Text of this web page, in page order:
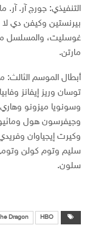
التنفيذي: جورج آر. آر.
بيرنستين وكيفن دي
غوسليت، والمسلسل
مارتن.
أبطال الموسم
توسان وريز إيفانز
وسونويا ميزونو
وجيفرسون هول
وكيرت إيجياوان
سليم وتوم كولن
سلون.
HBO
Dragon